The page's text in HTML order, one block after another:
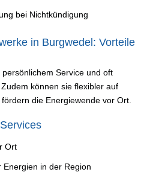
bei Nichtkündigung
in Burgwedel: Vorteile
Service und oft
können sie flexibler auf
die Energiewende vor Ort.
Ort
in der Region